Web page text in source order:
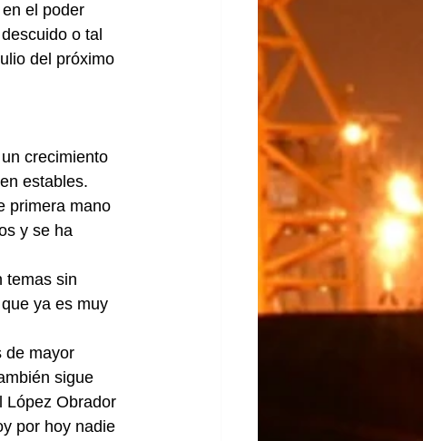
el poder
o tal
del próximo
crecimiento
estables.
primera mano
y se ha
temas sin
ya es muy
de mayor
sigue
López Obrador
por hoy nadie